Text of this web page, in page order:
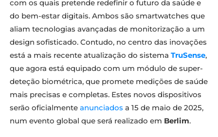
com os quais pretende redefinir o futuro da saúde e
do bem-estar digitais. Ambos são smartwatches que
aliam tecnologias avançadas de monitorização a um
design sofisticado. Contudo, no centro das inovações
está a mais recente atualização do sistema TruSense,
que agora está equipado com um módulo de super-
deteção biométrica, que promete medições de saúde
mais precisas e completas. Estes novos dispositivos
serão oficialmente anunciados a 15 de maio de 2025,
num evento global que será realizado em Berlim.